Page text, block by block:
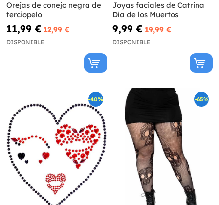
Orejas de conejo negra de
terciopelo
11,99 € 12,99 €
DISPONIBLE
Joyas faciales de Catrina
Día de los Muertos
9,99 € 19,99 €
DISPONIBLE
-40% -65%